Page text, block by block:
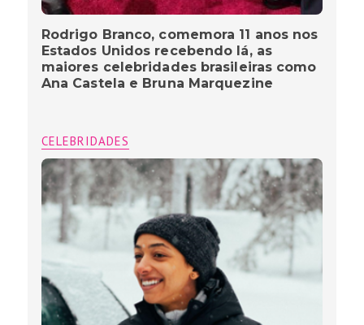
Rodrigo Branco, comemora 11 anos nos
Estados Unidos recebendo lá, as
maiores celebridades brasileiras como
Ana Castela e Bruna Marquezine
CELEBRIDADES